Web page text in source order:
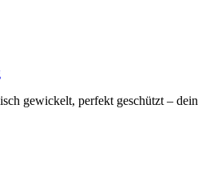
gewickelt, perfekt geschützt – dein